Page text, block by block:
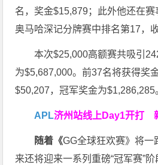
名，奖金$15,879；此外他还在
奥马哈深记分牌赛中排名第17，
本次$25,000高额赛共吸引
为$5,687,000。前37名将获得奖
$50,207，冠军奖金为$1,286,285
APL济州站线上Day1开打
随着《GG全球狂欢赛》将
来还将迎来一系列重磅“冠军赛”阶